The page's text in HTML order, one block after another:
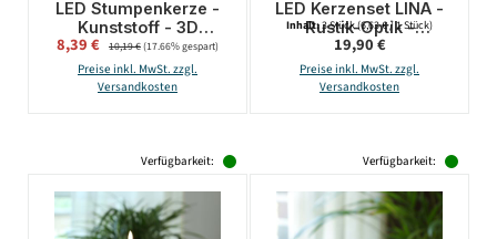
LED Stumpenkerze -
Kunststoff - 3D
Flamme - H: 17,5cm -
D: 7,5cm - Timer - für
Innen/Außen - creme
Verkaufspreis:
8,39 € Regulärer Preis:
10,19 €(17.66% gespart)
Preise inkl. MwSt. zzgl.
Versandkosten
LED Kerzenset LINA -
Rustik-Optik -
Echtwachs - 3 Größen
- D: 7cm - Timer -
weiß - 3er Set
Inhalt:3 Stück(6,63 € / 1 Stück)
Regulärer Preis:
19,90 €
Preise inkl. MwSt. zzgl.
Versandkosten
Verfügbarkeit: Verfügbarkeit: